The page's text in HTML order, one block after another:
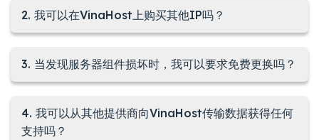
2. 我可以在VinaHost上购买其他IP吗？
3. 当发现服务器组件损坏时，我可以要求免费更换吗？
4. 我可以从其他提供商向VinaHost传输数据获得任何
支持吗？